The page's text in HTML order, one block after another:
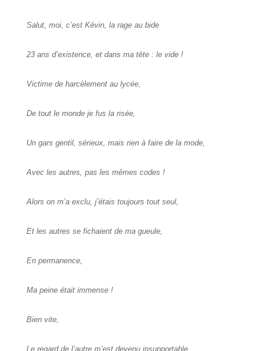
Salut, moi, c’est Kévin, la rage au bide
23 ans d’existence, et dans ma tête : le vide !
Victime de harcèlement au lycée,
De tout le monde je fus la risée,
Un gars gentil, sérieux, mais rien à faire de la mode,
Avec les autres, pas les mêmes codes !
Alors on m’a exclu, j’étais toujours tout seul,
Et les autres se fichaient de ma gueule,
En permanence,
Ma peine était immense !
Bien vite,
Le regard de l’autre m’est devenu insupportable,